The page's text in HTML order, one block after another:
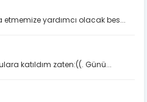
yardımcı olacak bes...
katıldım zaten:((. Günü...